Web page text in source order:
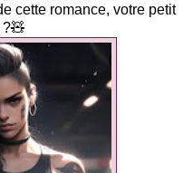
cette romance, votre petit